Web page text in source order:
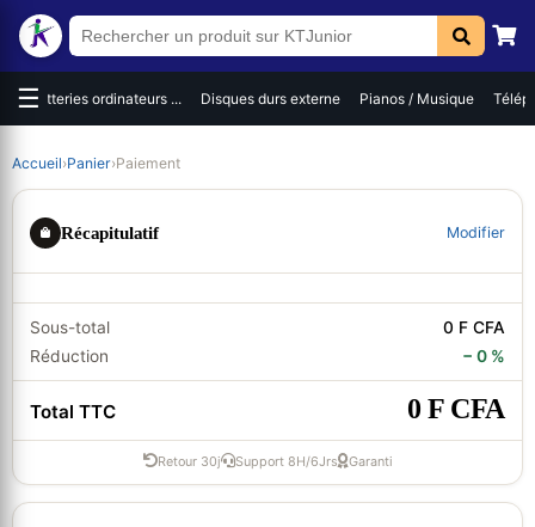
☰Batteries ordinateurs ... Disques durs externe Pianos / Musique
Accueil›Panier›Paiement
Récapitulatif Modifier
Sous-total
0 F CFA
Réduction
− 0 %
Total TTC 0 F CFA
Retour 30j Support 8H/6Jrs Garanti